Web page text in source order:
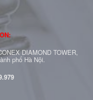
DIAMOND TOWER,
phố Hà Nội.